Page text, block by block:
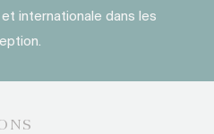
internationale dans les